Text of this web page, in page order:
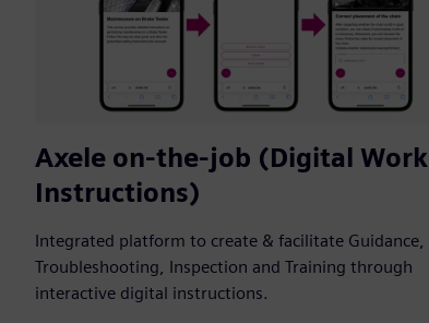
Axele on-the-job (Digital Work
Instructions)
Integrated platform to create & facilitate Guidance,
Troubleshooting, Inspection and Training through
interactive digital instructions.